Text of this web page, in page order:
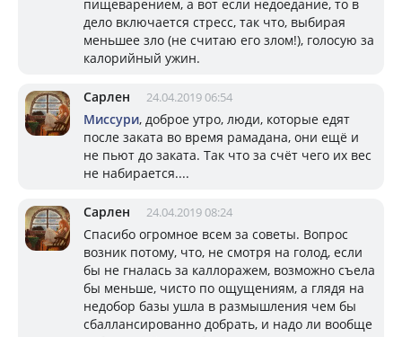
пищеварением, а вот если недоедание, то в
дело включается стресс, так что, выбирая
меньшее зло (не считаю его злом!), голосую за
калорийный ужин.
Сарлен 24.04.2019 06:54
Миссури, доброе утро, люди, которые едят
после заката во время рамадана, они ещё и
не пьют до заката. Так что за счёт чего их вес
не набирается....
Сарлен 24.04.2019 08:24
Спасибо огромное всем за советы. Вопрос
возник потому, что, не смотря на голод, если
бы не гналась за каллоражем, возможно съела
бы меньше, чисто по ощущениям, а глядя на
недобор базы ушла в размышления чем бы
сбаллансированно добрать, и надо ли вообще